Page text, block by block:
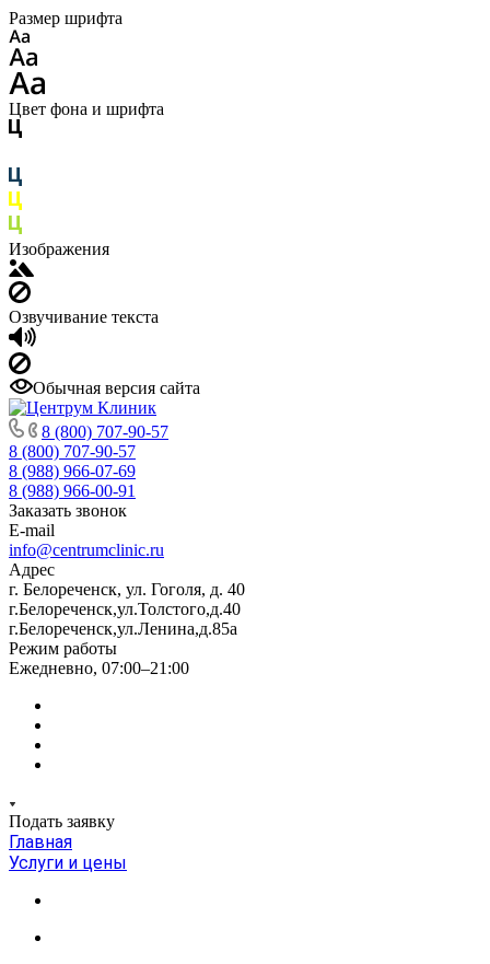
Размер шрифта
Цвет фона и шрифта
Изображения
Озвучивание текста
Обычная версия сайта
8 (800) 707-90-57
8 (800) 707-90-57
8 (988) 966-07-69
8 (988) 966-00-91
Заказать звонок
E-mail
info@centrumclinic.ru
Адрес
г. Белореченск, ул. Гоголя, д. 40
г.Белореченск,ул.Толстого,д.40
г.Белореченск,ул.Ленина,д.85а
Режим работы
Ежедневно, 07:00–21:00
Подать заявку
Главная
Услуги и цены